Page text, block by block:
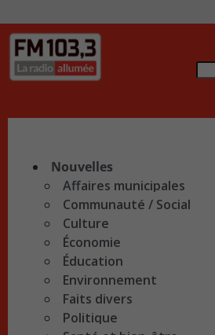
Nouvelles
Affaires municipales
Communauté / Social
Culture
Économie
Éducation
Environnement
Faits divers
Politique